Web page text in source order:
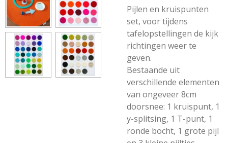
Pijlen en kruispunten
set, voor tijdens
tafelopstellingen de kijk
richtingen weer te
geven.
Bestaande uit
verschillende elementen
van ongeveer 8cm
doorsnee: 1 kruispunt, 1
y-splitsing, 1 T-punt, 1
ronde bocht, 1 grote pijl